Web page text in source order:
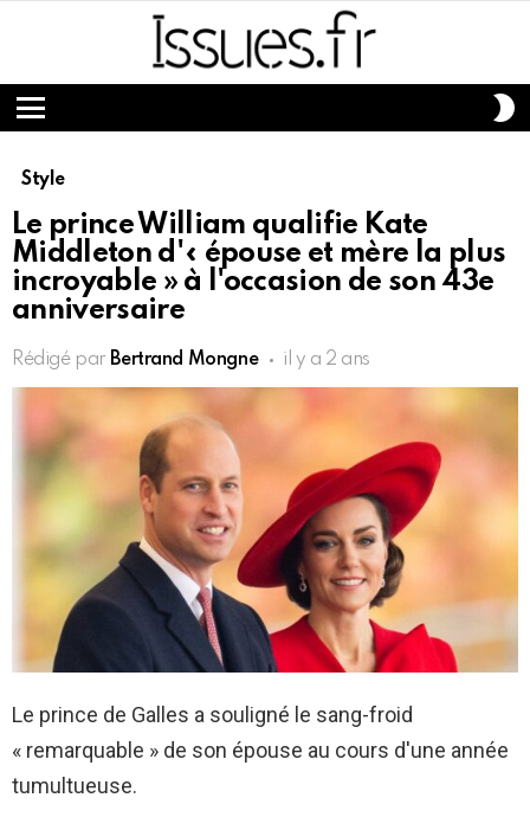
Menu
Style
Le prince William qualifie Kate
Middleton d'« épouse et mère la plus
incroyable » à l'occasion de son 43e
anniversaire
Rédigé par Bertrand Mongne il y a 2 ans
Le prince de Galles a souligné le sang-froid
« remarquable » de son épouse au cours d'une année
tumultueuse.